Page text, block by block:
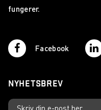
fungerer.
Facebook
NYHETSBREV